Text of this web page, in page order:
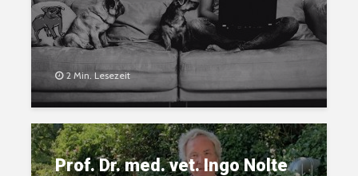
2 Min. Lesezeit
Prof. Dr. med. vet. Ingo Nolte